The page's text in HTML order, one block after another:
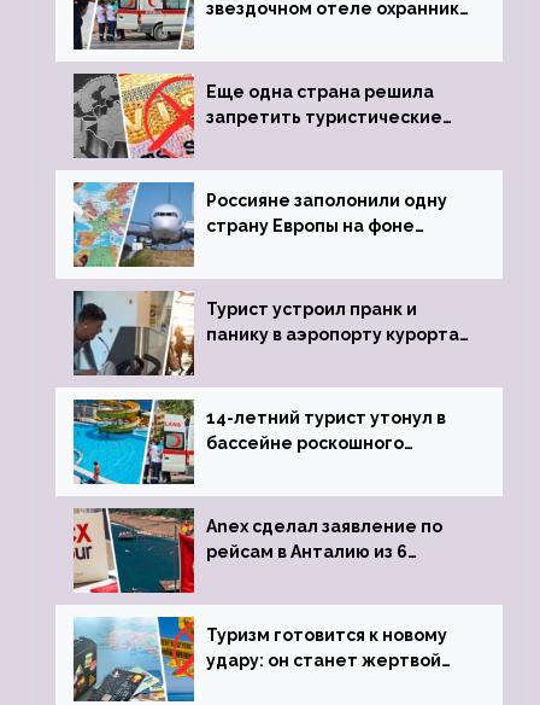
звездочном отеле охранник
пистолета
Еще одна страна решила
запретить туристические
Россияне заполонили одну
страну Европы на фоне
виз
Турист устроил пранк и
панику в аэропорту курорта,
задержке рейса
14-летний турист утонул в
бассейне роскошного
Anex сделал заявление по
рейсам в Анталию из 6
Туризм готовится к новому
удару: он станет жертвой